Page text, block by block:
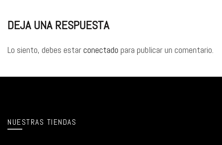
DEJA UNA RESPUESTA
Lo siento, debes estarconectado para publicar un comentario.
NUESTRAS TIENDAS